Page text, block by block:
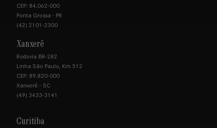
CEP: 84.062-000
Ponta Grossa - PR
(42) 2101-2300
Xanxerê
Rodovia BR-282
Linha São Paulo, Km 512
CEP: 89.820-000
Xanxerê - SC
(49) 3433-3141
Curitiba